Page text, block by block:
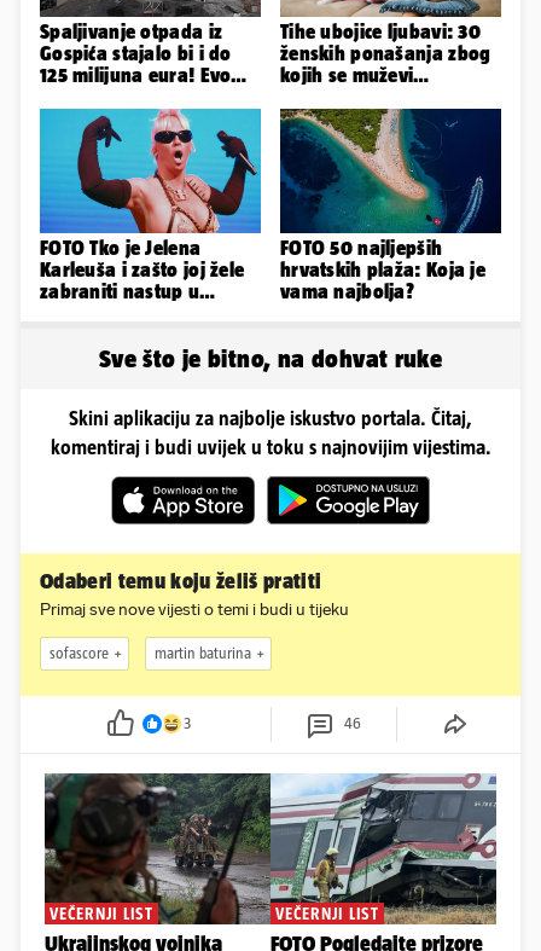
Spaljivanje otpada iz
Gospića stajalo bi i do
125 milijuna eura! Evo
najizglednija
Tihe ubojice ljubavi: 30
ženskih ponašanja zbog
kojih se muževi
FOTO Tko je Jelena
Karleuša i zašto joj žele
zabraniti nastup u
FOTO 50 najljepših
hrvatskih plaža: Koja je
vama najbolja?
Sve što je bitno, na dohvat ruke
Skini aplikaciju za najbolje iskustvo portala. Čitaj,
komentiraj i budi uvijek u toku s najnovijim vijestima.
Odaberi temu koju želiš pratiti
Primaj sve nove vijesti o temi i budi u tijeku
sofascore martin baturina
3 46